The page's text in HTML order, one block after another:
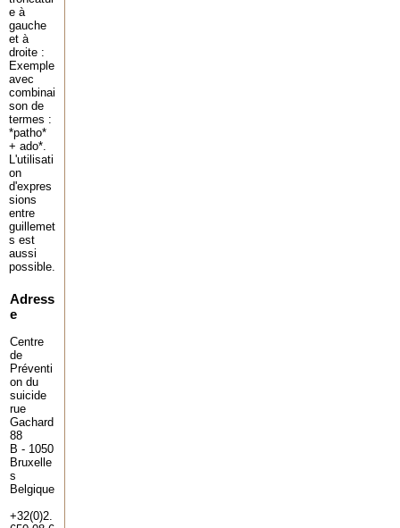
e à
gauche
et à
droite :
Exemple
avec
combinai
son de
termes :
*patho*
+ ado*.
L'utilisati
on
d'expres
sions
entre
guillemet
s est
aussi
possible.
Adress
e
Centre
de
Préventi
on du
suicide
rue
Gachard
88
B - 1050
Bruxelle
s
Belgique
+32(0)2.